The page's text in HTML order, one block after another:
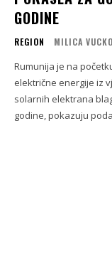
GODINE
REGION MILICA
Rumunija je na
električne energije iz
solarnih elektrana
godine, pokazuju